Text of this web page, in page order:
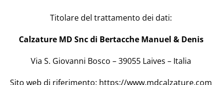
Titolare del trattamento dei dati:
Calzature MD Snc di Bertacche Manuel & Denis
Via S. Giovanni Bosco – 39055 Laives – Italia
Sito web di riferimento: https://www.mdcalzature.com